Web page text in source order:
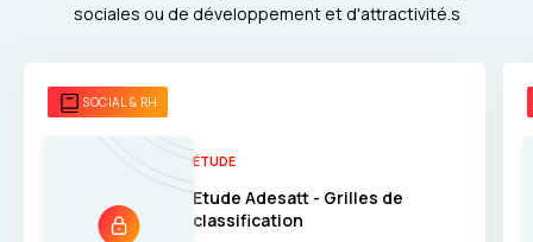
sociales ou de développement et d'attractivité.s
SOCIAL & RH
ÉTUDE
Etude Adesatt - Grilles de
classification